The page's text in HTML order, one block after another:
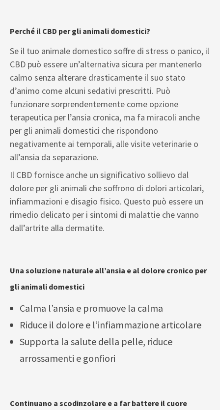
Perché il CBD per gli animali domestici?
Se il tuo animale domestico soffre di stress o panico, il
CBD può essere un’alternativa sicura per mantenerlo
calmo senza alterare drasticamente il suo stato
d’animo come alcuni sedativi prescritti. Può
funzionare sorprendentemente come opzione
terapeutica per l’ansia cronica, ma fa miracoli anche
per gli animali domestici che rispondono
negativamente ai temporali, alle visite veterinarie o
all’ansia da separazione.
Il CBD fornisce anche un significativo sollievo dal
dolore per gli animali che soffrono di dolori articolari,
infiammazioni e disagio fisico. Questo può essere un
rimedio delicato per i sintomi di malattie che vanno
dall’artrite alla dermatite.
Una soluzione naturale all’ansia e al dolore cronico per
gli animali domestici
Calma l’ansia e promuove la calma
Riduce il dolore e l’infiammazione articolare
Supporta la salute della pelle, riduce
arrossamenti e gonfiori
Continuano a scodinzolare e a far battere il cuore